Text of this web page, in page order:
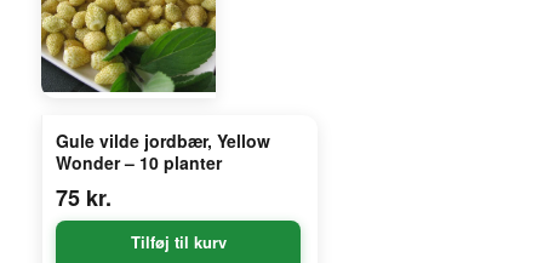
Gule vilde jordbær, Yellow
Wonder – 10 planter
75 kr.
Tilføj til kurv